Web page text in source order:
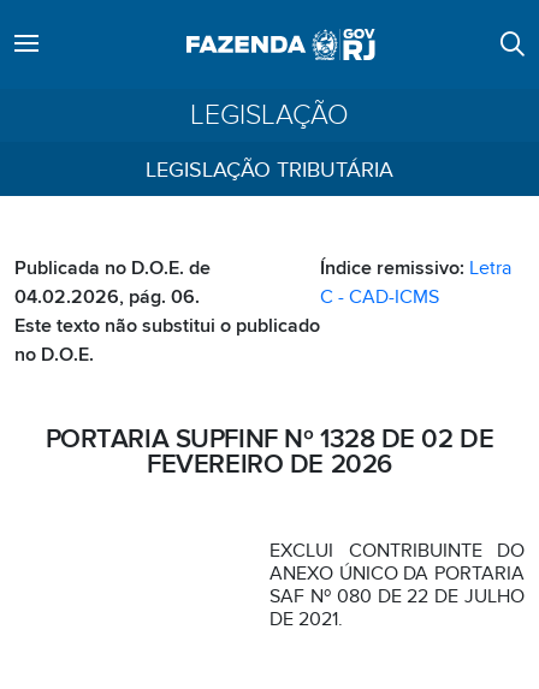
LEGISLAÇÃO
LEGISLAÇÃO TRIBUTÁRIA
Publicada no D.O.E. de
04.02.2026, pág. 06.
Este texto não substitui o publicado
no D.O.E.
Índice remissivo: Letra
C - CAD-ICMS
PORTARIA SUPFINF Nº 1328 DE 02 DE
FEVEREIRO DE 2026
EXCLUI CONTRIBUINTE DO
ANEXO ÚNICO DA PORTARIA
SAF Nº 080 DE 22 DE JULHO
DE 2021.